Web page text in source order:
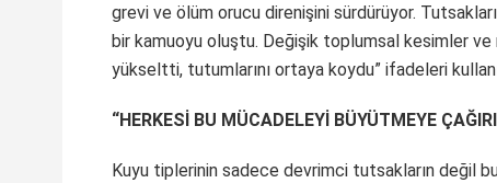
grevi ve ölüm orucu direnişini sürdürüyor.
bir kamuoyu oluştu. Değişik toplumsal kesimler ve
yükseltti, tutumlarını ortaya koydu” ifadeleri
“HERKESİ BU MÜCADELEYİ BÜYÜTMEYE
Kuyu tiplerinin sadece devrimci tutsakların değil